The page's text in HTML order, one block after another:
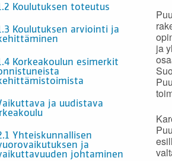
Koulutuksen toteutus
Koulutuksen arviointi ja
Korkeakoulun esimerkit
ja uudistava
Yhteiskunnallisen
ja
johtaminen
ja